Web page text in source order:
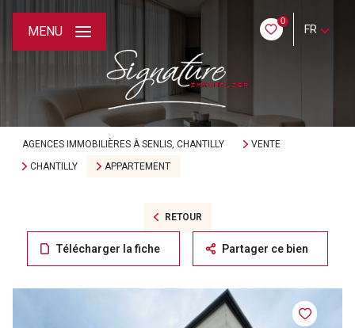
0
FR
MENU
AGENCES IMMOBILIÈRES À SENLIS, CHANTILLY
VENTE
CHANTILLY
APPARTEMENT
RETOUR
Télécharger la fiche Partager ce bien